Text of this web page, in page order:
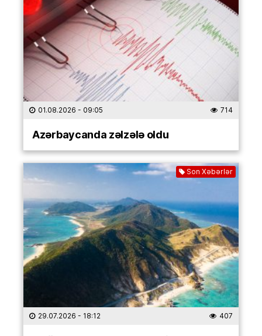
01.08.2026 - 09:05 714
Azərbaycanda zəlzələ oldu
Son Xəbərlər
29.07.2026 - 18:12 407